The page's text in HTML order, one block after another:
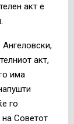
акт е
акт,
има
го
Советот